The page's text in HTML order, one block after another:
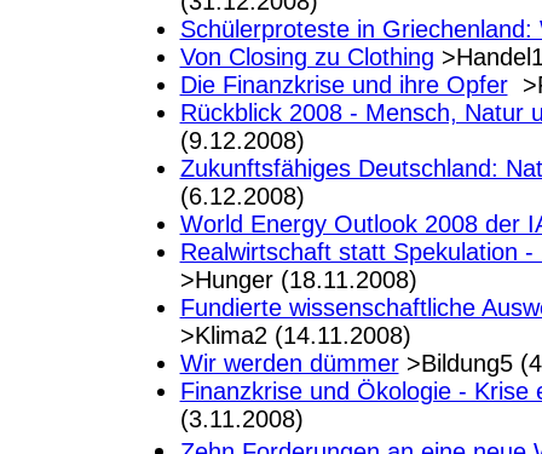
Schülerproteste in
Von Closing zu Clothing
Die Finanzkrise und ihre Opfer
Rückblick 2008 - Mensch, Natur
(9.12.2008)
Zukunftsfähiges Deutschland:
(6.12.2008)
World Energy Outlook 2008 der
Realwirtschaft statt Spekulation
>Hunger (18.11.2008)
Fundierte wissenschaftliche
>Klima2 (14.11.2008)
Wir werden dümmer>Bildung5
Finanzkrise und Ökologie -
(3.11.2008)